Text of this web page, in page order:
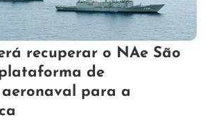
recuperar o NAe São
de
para a